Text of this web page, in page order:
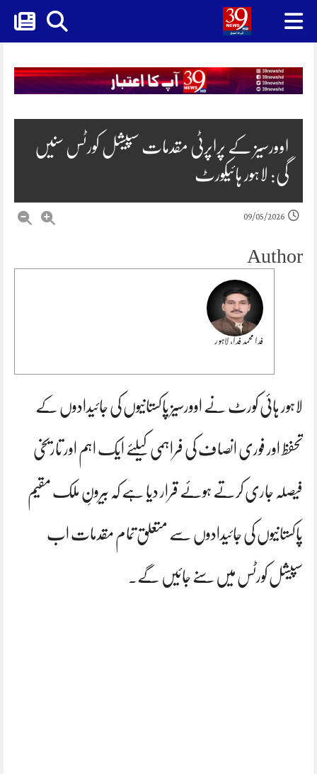
Skip
content
اوورسیز کے پراپرٹی مقدمات سپیشل کورٹس سنیں
گی: لاہور ہائیکورٹ
09/05/2026
Author
فدا محمد فدا، لاہور
لاہور ہائی کورٹ نے اوورسیز پاکستانیوں کی جائیدادوں کے
تحفظ اور فوری انصاف کی فراہمی کیلئے ایک اہم اور تاریخی
فیصلہ جاری کرتے ہوئے قرار دیا ہے کہ بیرونِ ملک مقیم
پاکستانیوں کی جائیدادوں سے متعلق تمام مقدمات اب
سپیشل کورٹس میں سنے جائیں گے۔